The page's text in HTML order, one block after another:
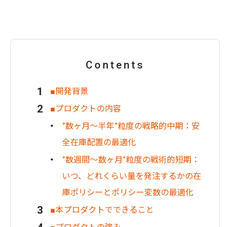
Contents
■開発背景
■プロダクトの内容
”数ヶ月〜半年”粒度の戦略的中期：安
全在庫配置の最適化
”数週間〜数ヶ月”粒度の戦術的短期：
いつ、どれくらい量を発注するかの在
庫ポリシーとポリシー変数の最適化
■本プロダクトでできること